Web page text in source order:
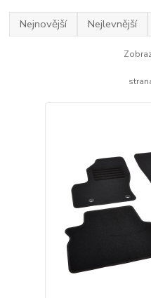
Nejnovější Nejlevnější